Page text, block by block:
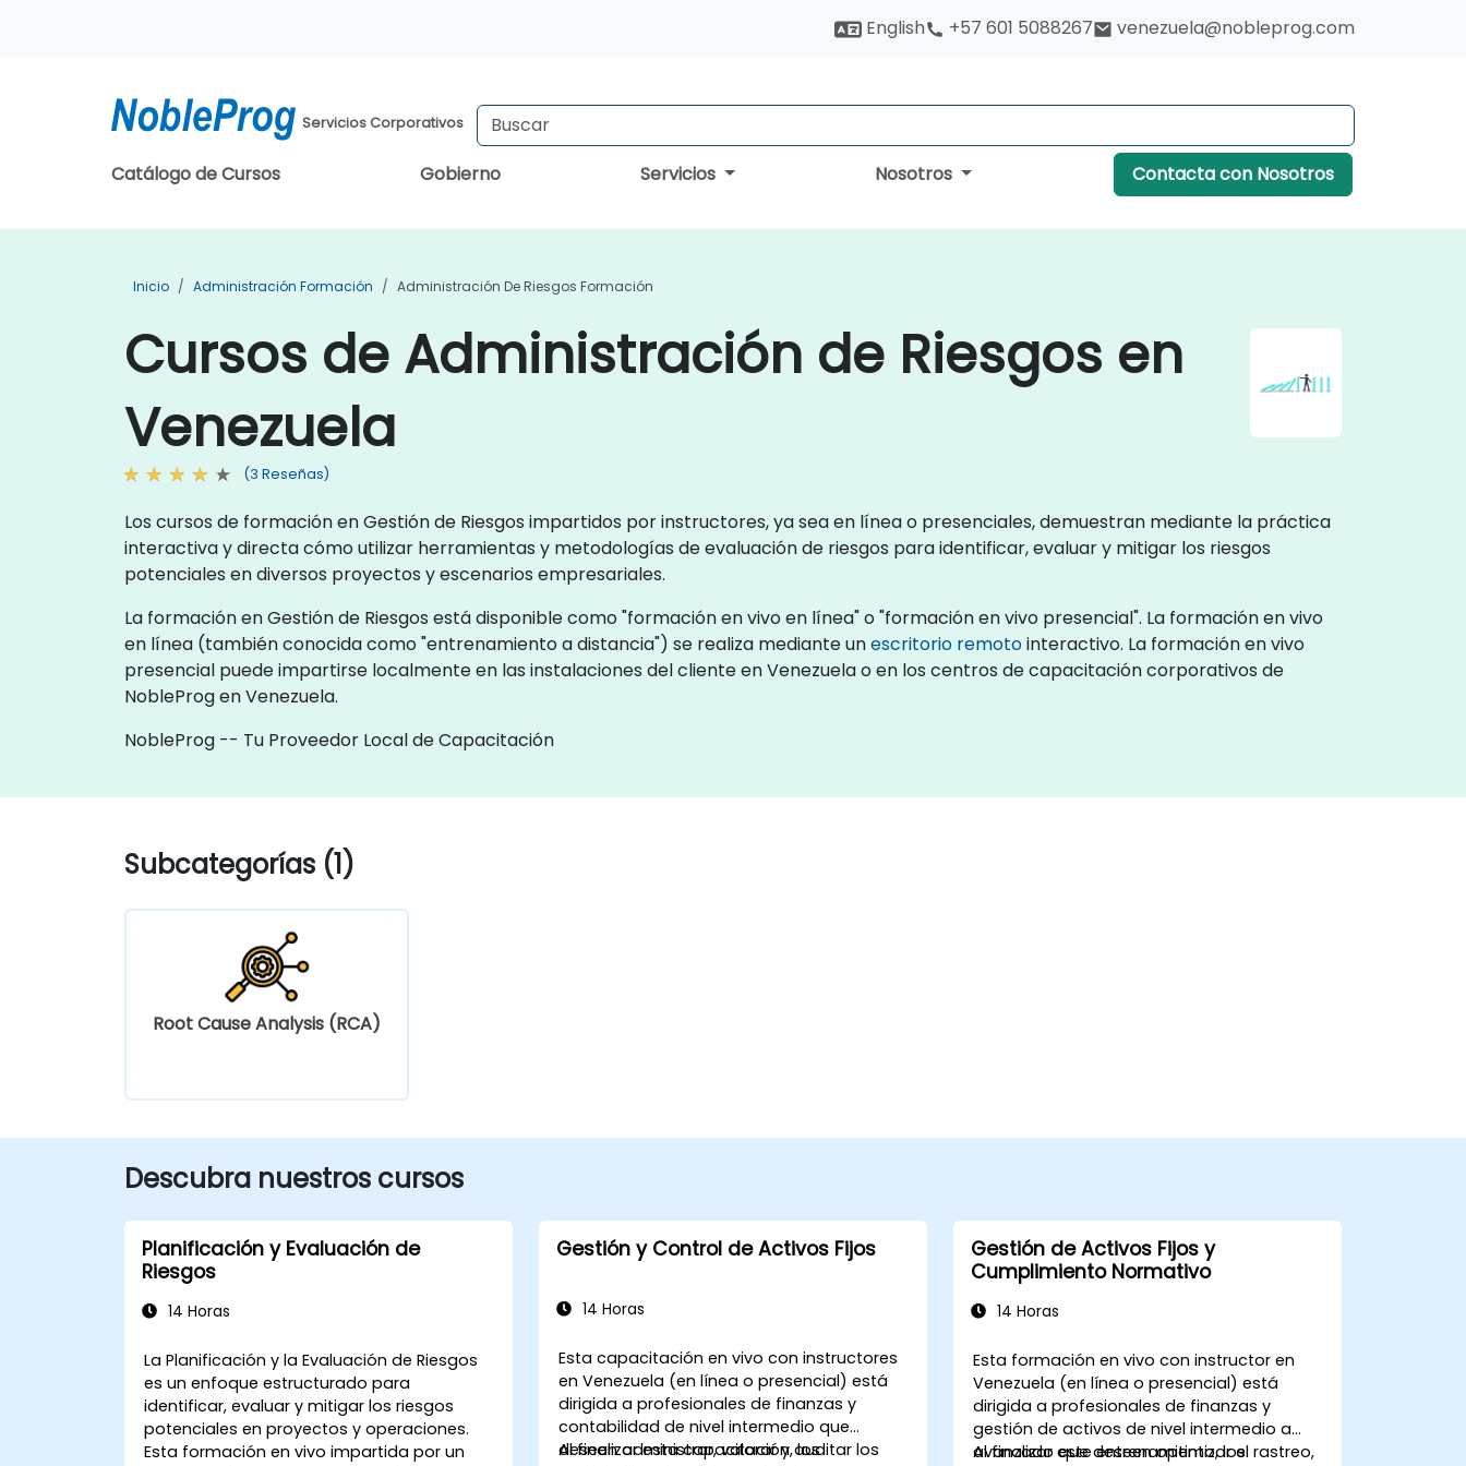
English +57 601 5088267 venezuela@nobleprog.com
Servicios Corporativos
Catálogo de Cursos Gobierno Servicios Nosotros Contacta con Nosotros
Inicio Administración Formación Administración De Riesgos Formación
Cursos de Administración de Riesgos en
Venezuela
(3 Reseñas)
Los cursos de formación en Gestión de Riesgos impartidos por instructores, ya sea en línea o presenciales, demuestran mediante la práctica
interactiva y directa cómo utilizar herramientas y metodologías de evaluación de riesgos para identificar, evaluar y mitigar los riesgos
potenciales en diversos proyectos y escenarios empresariales.
La formación en Gestión de Riesgos está disponible como "formación en vivo en línea" o "formación en vivo presencial". La formación en vivo
en línea (también conocida como "entrenamiento a distancia") se realiza mediante unescritorio remotointeractivo. La formación en vivo
presencial puede impartirse localmente en las instalaciones del cliente en Venezuela o en los centros de capacitación corporativos de
NobleProg en Venezuela.
NobleProg -- Tu Proveedor Local de Capacitación
Subcategorías (1)
Root Cause Analysis (RCA)
Descubra nuestros cursos
Planificación y Evaluación de
Riesgos
14 Horas
La Planificación y la Evaluación de Riesgos
es un enfoque estructurado para
identificar, evaluar y mitigar los riesgos
potenciales en proyectos y operaciones.
Esta formación en vivo impartida por un
Gestión y Control de Activos Fijos
14 Horas
Esta capacitación en vivo con instructores
en Venezuela (en línea o presencial) está
dirigida a profesionales de finanzas y
contabilidad de nivel intermedio que
deseen administrar, valorar y auditar los
Al finalizar esta capacitación, los
Gestión de Activos Fijos y
Cumplimiento Normativo
14 Horas
Esta formación en vivo con instructor en
Venezuela (en línea o presencial) está
dirigida a profesionales de finanzas y
gestión de activos de nivel intermedio a
avanzado que deseen optimizar el rastreo,
Al finalizar este entrenamiento, los